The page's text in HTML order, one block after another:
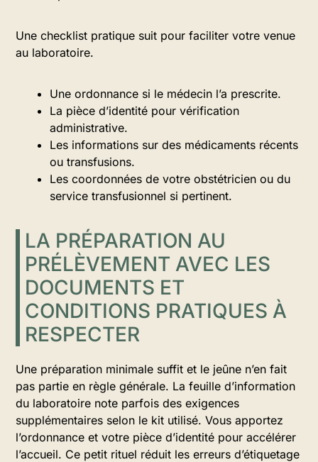
Une checklist pratique suit pour faciliter votre venue
au laboratoire.
Une ordonnance si le médecin l’a prescrite.
La pièce d’identité pour vérification
administrative.
Les informations sur des médicaments récents
ou transfusions.
Les coordonnées de votre obstétricien ou du
service transfusionnel si pertinent.
LA PRÉPARATION AU
PRÉLÈVEMENT AVEC LES
DOCUMENTS ET
CONDITIONS PRATIQUES À
RESPECTER
Une préparation minimale suffit et le jeûne n’en fait
pas partie en règle générale. La feuille d’information
du laboratoire note parfois des exigences
supplémentaires selon le kit utilisé. Vous apportez
l’ordonnance et votre pièce d’identité pour accélérer
l’accueil. Ce petit rituel réduit les erreurs d’étiquetage